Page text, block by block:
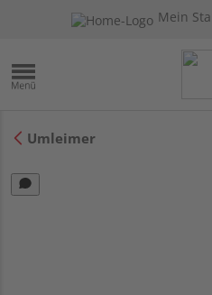
Mein
Umleimer